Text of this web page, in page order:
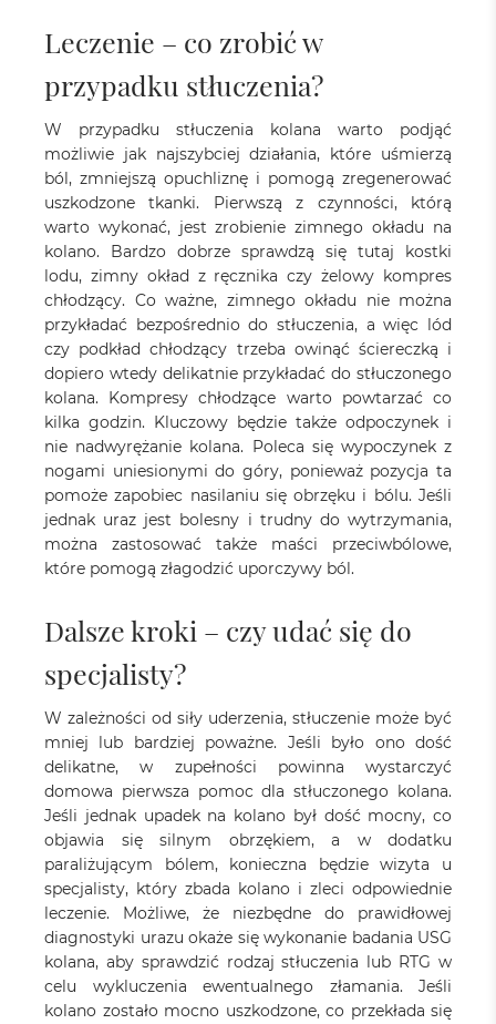
Leczenie – co zrobić w
przypadku stłuczenia?
W przypadku stłuczenia kolana warto podjąć
możliwie jak najszybciej działania, które uśmierzą
ból, zmniejszą opuchliznę i pomogą zregenerować
uszkodzone tkanki. Pierwszą z czynności, którą
warto wykonać, jest zrobienie zimnego okładu na
kolano. Bardzo dobrze sprawdzą się tutaj kostki
lodu, zimny okład z ręcznika czy żelowy kompres
chłodzący. Co ważne, zimnego okładu nie można
przykładać bezpośrednio do stłuczenia, a więc lód
czy podkład chłodzący trzeba owinąć ściereczką i
dopiero wtedy delikatnie przykładać do stłuczonego
kolana. Kompresy chłodzące warto powtarzać co
kilka godzin. Kluczowy będzie także odpoczynek i
nie nadwyrężanie kolana. Poleca się wypoczynek z
nogami uniesionymi do góry, ponieważ pozycja ta
pomoże zapobiec nasilaniu się obrzęku i bólu. Jeśli
jednak uraz jest bolesny i trudny do wytrzymania,
można zastosować także maści przeciwbólowe,
które pomogą złagodzić uporczywy ból.
Dalsze kroki – czy udać się do
specjalisty?
W zależności od siły uderzenia, stłuczenie może być
mniej lub bardziej poważne. Jeśli było ono dość
delikatne, w zupełności powinna wystarczyć
domowa pierwsza pomoc dla stłuczonego kolana.
Jeśli jednak upadek na kolano był dość mocny, co
objawia się silnym obrzękiem, a w dodatku
paraliżującym bólem, konieczna będzie wizyta u
specjalisty, który zbada kolano i zleci odpowiednie
leczenie. Możliwe, że niezbędne do prawidłowej
diagnostyki urazu okaże się wykonanie badania USG
kolana, aby sprawdzić rodzaj stłuczenia lub RTG w
celu wykluczenia ewentualnego złamania. Jeśli
kolano zostało mocno uszkodzone, co przekłada się